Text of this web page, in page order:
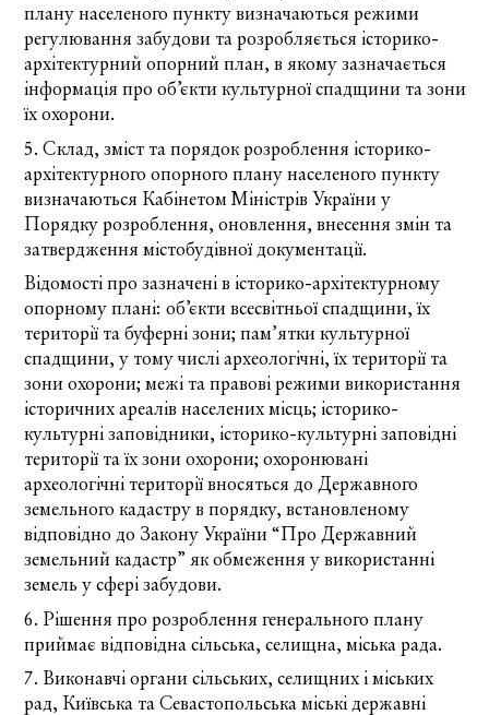
плану населеного пункту визначаються режими
регулювання забудови та розробляється історико-
архітектурний опорний план, в якому зазначається
інформація про об’єкти культурної спадщини та зони
їх охорони.
5. Склад, зміст та порядок розроблення історико-
архітектурного опорного плану населеного пункту
визначаються Кабінетом Міністрів України у
Порядку розроблення, оновлення, внесення змін та
затвердження містобудівної документації.
Відомості про зазначені в історико-архітектурному
опорному плані: об’єкти всесвітньої спадщини, їх
території та буферні зони; пам’ятки культурної
спадщини, у тому числі археологічні, їх території та
зони охорони; межі та правові режими використання
історичних ареалів населених місць; історико-
культурні заповідники, історико-культурні заповідні
території та їх зони охорони; охоронювані
археологічні території вносяться до Державного
земельного кадастру в порядку, встановленому
відповідно до Закону України “Про Державний
земельний кадастр” як обмеження у використанні
земель у сфері забудови.
6. Рішення про розроблення генерального плану
приймає відповідна сільська, селищна, міська рада.
7. Виконавчі органи сільських, селищних і міських
рад, Київська та Севастопольська міські державні